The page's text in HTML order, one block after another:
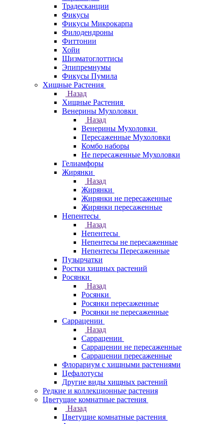
Традесканции
Фикусы
Фикусы Микрокарпа
Филодендроны
Фиттонии
Хойи
Шизматоглоттисы
Эпипремнумы
Фикусы Пумила
Хищные Растения
Назад
Хищные Растения
Венерины Мухоловки
Назад
Венерины Мухоловки
Пересаженные Мухоловки
Комбо наборы
Не пересаженные Мухоловки
Гелиамфоры
Жирянки
Назад
Жирянки
Жирянки не пересаженные
Жирянки пересаженные
Непентесы
Назад
Непентесы
Непентесы не пересаженные
Непентесы Пересаженные
Пузырчатки
Ростки хищных растений
Росянки
Назад
Росянки
Росянки пересаженные
Росянки не пересаженные
Саррацении
Назад
Саррацении
Саррацении не пересаженные
Саррацении пересаженные
Флорариум с хищными растениями
Цефалотусы
Другие виды хищных растений
Редкие и коллекционные растения
Цветущие комнатные растения
Назад
Цветущие комнатные растения